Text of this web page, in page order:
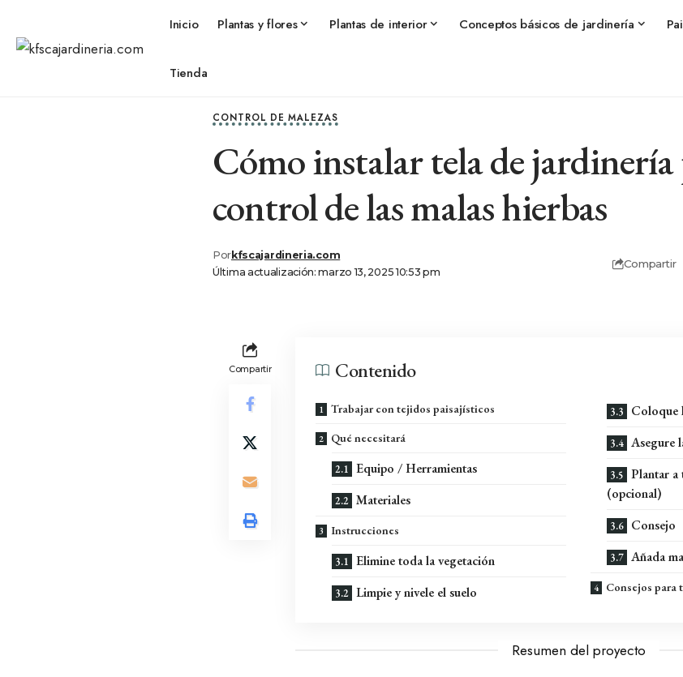
Inicio Plantas y flores Plantas de interior Conceptos básicos de jardinería
Tienda
CONTROL DE MALEZAS
Cómo instalar tela de jardinería
control de las malas hierbas
Última actualización: marzo 13, 2025 10:53 pm
Porkfscajardineria.com
Compartir
Compartir Contenido
Trabajar con tejidos paisajísticos
Qué necesitará
Equipo / Herramientas
Materiales
Instrucciones
Elimine toda la vegetación
Limpie y nivele el suelo
Coloque
Asegure
Plantar a
(opcional)
Consejo
Añada
Consejos para
Resumen del proyecto